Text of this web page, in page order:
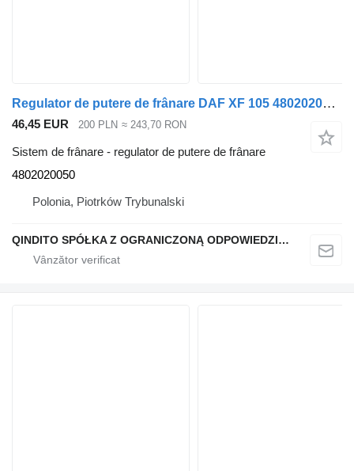
Regulator de putere de frânare DAF XF 105 4802020050 pentru camion DAF XF 105
46,45 EUR 200 PLN ≈ 243,70 RON
Sistem de frânare - regulator de putere de frânare
4802020050
Polonia, Piotrków Trybunalski
QINDITO SPÓŁKA Z OGRANICZONĄ ODPOWIEDZIALNOŚCIĄ